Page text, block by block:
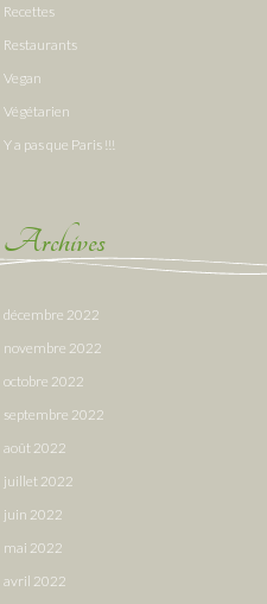
Recettes
Restaurants
Vegan
Végétarien
Y a pas que Paris !!!
Archives
décembre 2022
novembre 2022
octobre 2022
septembre 2022
août 2022
juillet 2022
juin 2022
mai 2022
avril 2022